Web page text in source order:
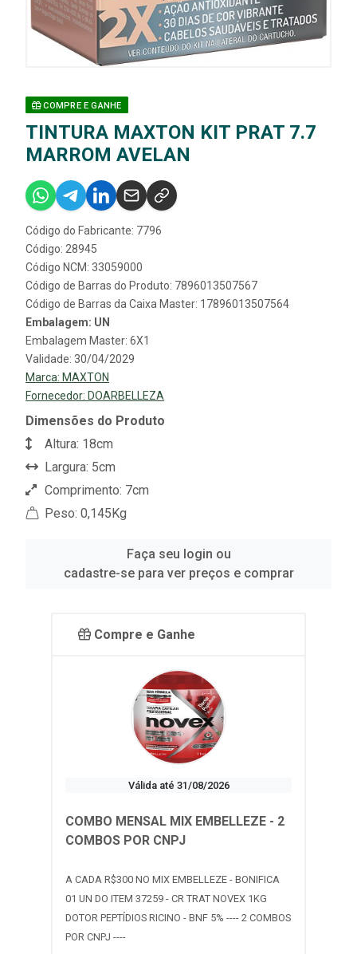
COMPRE E GANHE
TINTURA MAXTON KIT PRAT 7.7
MARROM AVELAN
Código do Fabricante: 7796
Código: 28945
Código NCM: 33059000
Código de Barras do Produto: 7896013507567
Código de Barras da Caixa Master: 17896013507564
Embalagem: UN
Embalagem Master: 6X1
Validade: 30/04/2029
Marca: MAXTON
Fornecedor: DOARBELLEZA
Dimensões do Produto
Altura: 18cm
Largura: 5cm
Comprimento: 7cm
Peso: 0,145Kg
Faça seu login ou
cadastre-se para ver preços e comprar
Compre e Ganhe
Válida até 31/08/2026
COMBO MENSAL MIX EMBELLEZE - 2
COMBOS POR CNPJ
A CADA R$300 NO MIX EMBELLEZE - BONIFICA
01 UN DO ITEM 37259 - CR TRAT NOVEX 1KG
DOTOR PEPTÍDIOS RICINO - BNF 5% ---- 2 COMBOS
POR CNPJ ----